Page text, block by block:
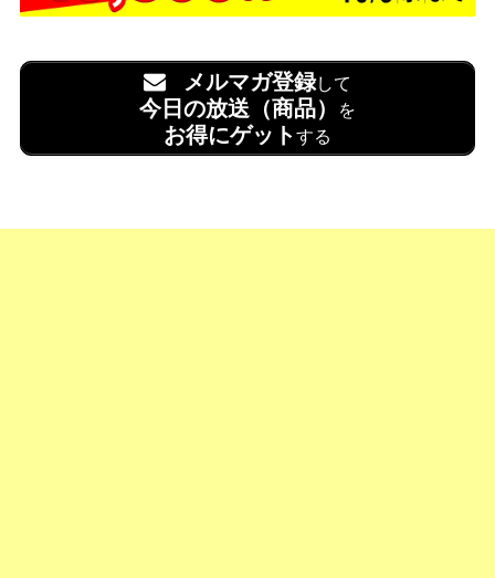
メルマガ登録して
今日の放送（商品） を
お得にゲットする